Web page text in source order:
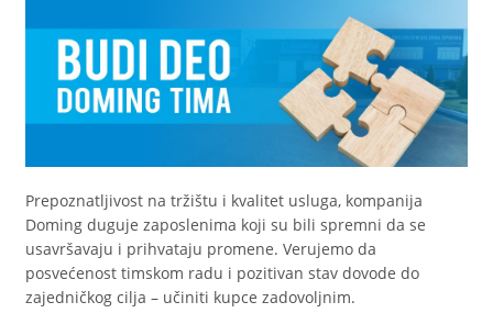
Prepoznatljivost na tržištu i kvalitet usluga, kompanija
Doming duguje zaposlenima koji su bili spremni da se
usavršavaju i prihvataju promene. Verujemo da
posvećenost timskom radu i pozitivan stav dovode do
zajedničkog cilja – učiniti kupce zadovoljnim.